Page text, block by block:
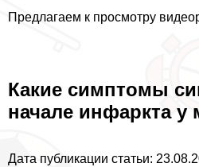
Предлагаем к просмотру
Какие симптомы
начале инфаркта
Дата публикации статьи: